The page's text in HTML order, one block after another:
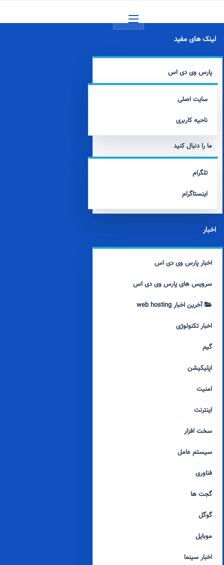
لینک های مفید
پارس وی دی اس
سایت اصلی
ناحیه کاربری
ما را دنبال کنید
تلگرام
اینستاگرام
اخبار
اخبار پارس وی دی اس
سرویس های پارس وی دی اس
آخرین اخبار web hosting
اخبار تکنولوژی
گیم
اپلیکیشن
امنیت
اینترنت
سخت افزار
سیستم عامل
فناوری
گجت ها
گوگل
موبایل
اخبار سینما